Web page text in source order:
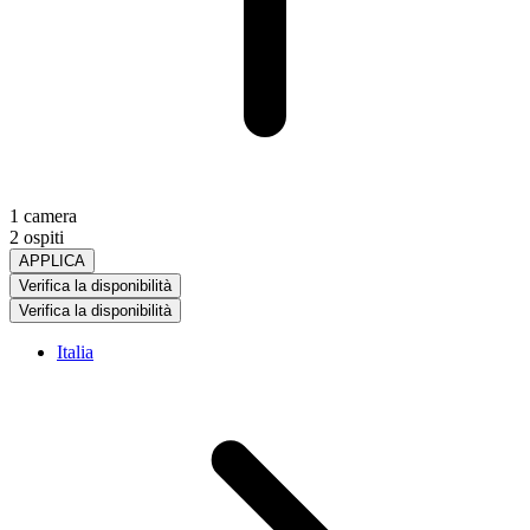
1 camera
2 ospiti
APPLICA
Verifica la disponibilità
Verifica la disponibilità
Italia